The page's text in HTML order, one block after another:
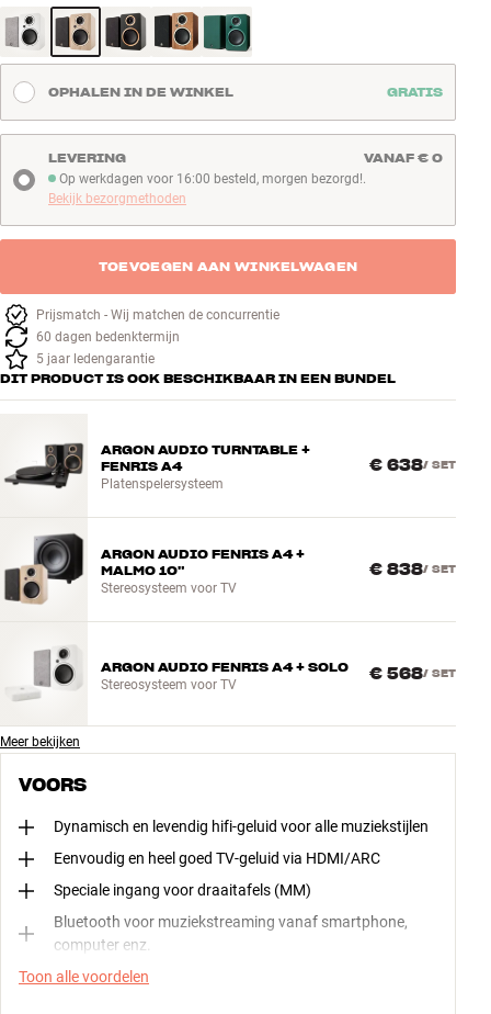
OPHALEN IN DE WINKEL GRATIS
Op werkdagen voor 16:00 besteld, morgen bezorgd!
Op werkdagen voor 16:00 besteld, morgen bezorgd!.
Bekijk bezorgmethoden
LEVERING VANAF € 0
TOEVOEGEN AAN WINKELWAGEN
Prijsmatch - Wij matchen de concurrentie
60 dagen bedenktermijn
5 jaar ledengarantie
DIT PRODUCT IS OOK BESCHIKBAAR IN EEN BUNDEL
ARGON AUDIO TURNTABLE +
FENRIS A4
Platenspelersysteem
€ 638/ SET
ARGON AUDIO FENRIS A4 +
MALMO 10"
Stereosysteem voor TV
€ 838/ SET
ARGON AUDIO FENRIS A4 + SOLO
Stereosysteem voor TV
€ 568/ SET
Meer bekijken
VOORS
Dynamisch en levendig hifi-geluid voor alle muziekstijlen
Eenvoudig en heel goed TV-geluid via HDMI/ARC
Speciale ingang voor draaitafels (MM)
Bluetooth voor muziekstreaming vanaf smartphone,
computer enz.
Toon alle voordelen